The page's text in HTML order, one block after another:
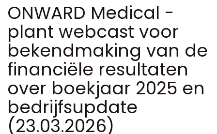
ONWARD Medical -
plant webcast voor
bekendmaking van de
financiële resultaten
over boekjaar 2025 en
bedrijfsupdate
(23.03.2026)